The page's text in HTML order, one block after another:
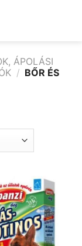
ÁPOLÁSI
/ BŐR ÉS